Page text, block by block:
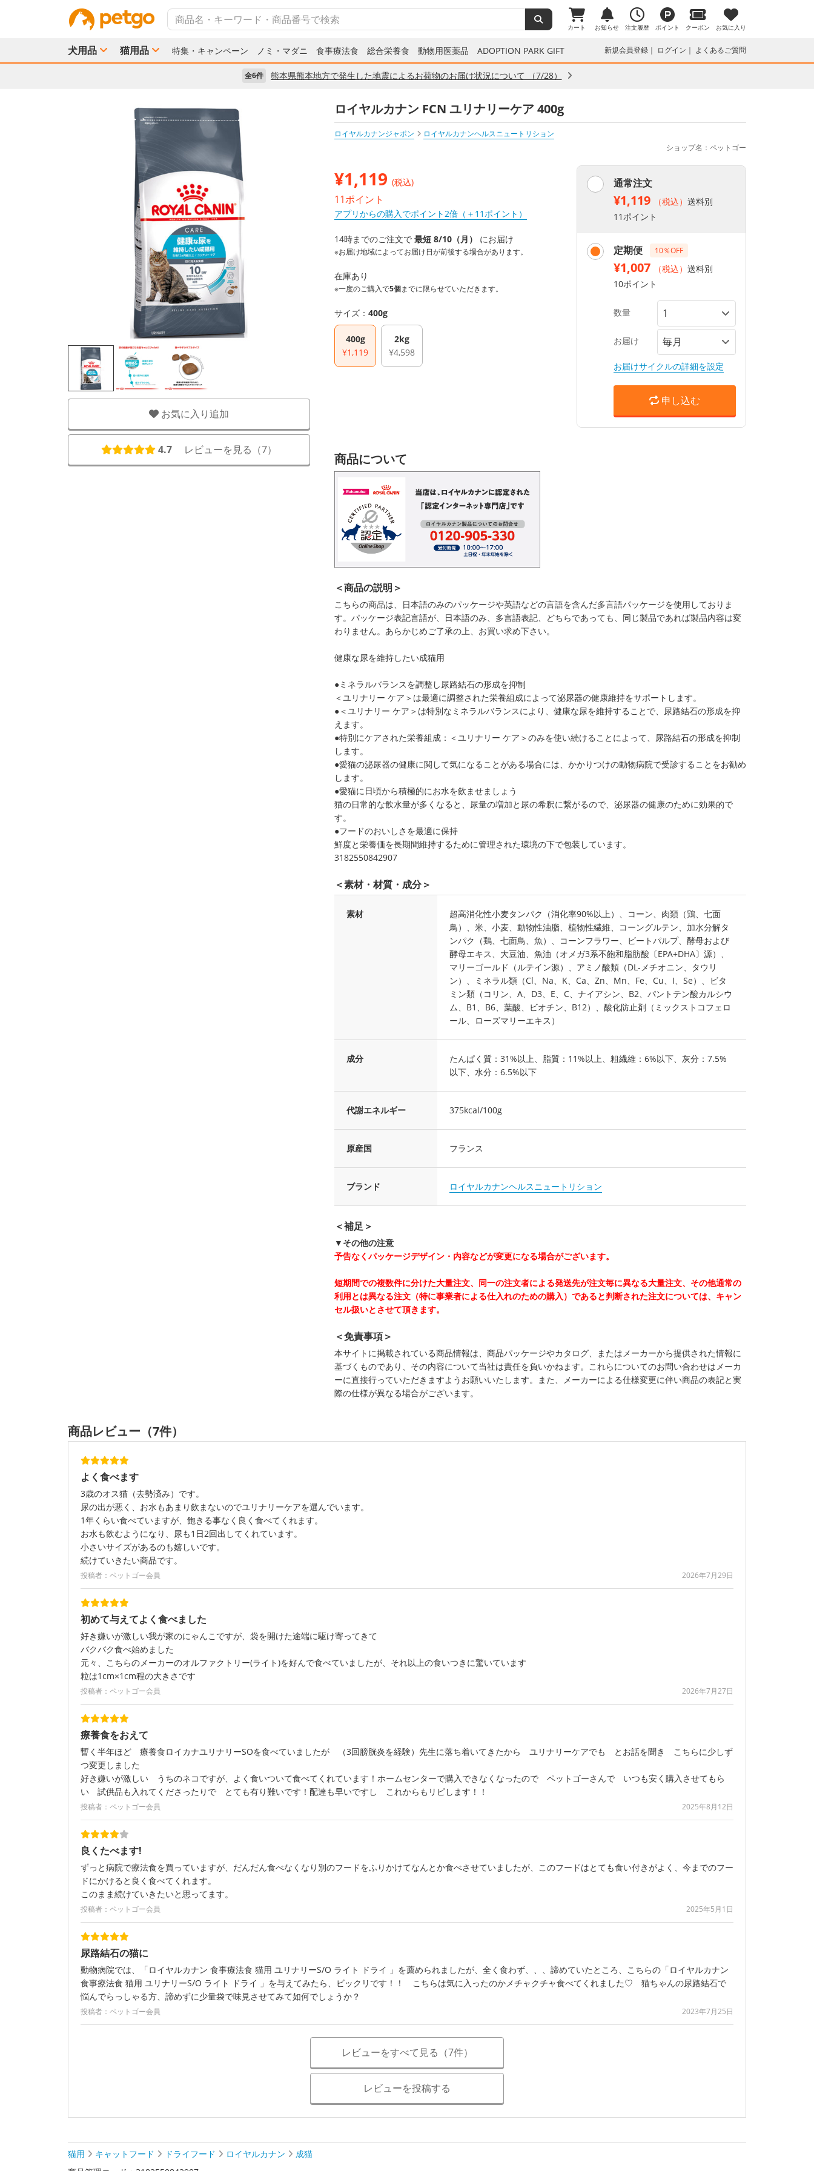
カート お知らせ 注文履歴 ポイント クーポン お気に入り
犬用品 猫用品 特集・キャンペーン ノミ・マダニ 食事療法食 総合栄養食 動物用医薬品 ADOPTION PARK GIFT 新規会員登録 ログイン よくあるご質問
全6件 熊本県熊本地方で発生した地震によるお荷物のお届け状況について （7/28）
お気に入り追加
4.7 レビューを見る（7）
ロイヤルカナン FCN ユリナリーケア 400g
ロイヤルカナンジャポン
ロイヤルカナンヘルスニュートリション
ショップ名：ペットゴー
¥1,119 (税込)
11ポイント
アプリからの購入でポイント2倍（＋11ポイント）
14時までのご注文で 最短 8/10（月） にお届け
※お届け地域によってお届け日が前後する場合があります。
在庫あり
※一度のご購入で5個までに限らせていただきます。
サイズ： 400g
400g
¥1,119
2kg
¥4,598
通常注文
¥1,119 （税込） 送料別
11ポイント
定期便 10％OFF
¥1,007 （税込） 送料別
10ポイント
数量
お届け
お届けサイクルの詳細を設定
申し込む
商品について
＜商品の説明＞
こちらの商品は、日本語のみのパッケージや英語などの言語を含んだ多言語パッケージを使用しておりま
す。パッケージ表記言語が、日本語のみ、多言語表記、どちらであっても、同じ製品であれば製品内容は変
わりません。あらかじめご了承の上、お買い求め下さい。
健康な尿を維持したい成猫用
●ミネラルバランスを調整し尿路結石の形成を抑制
＜ユリナリー ケア＞は最適に調整された栄養組成によって泌尿器の健康維持をサポートします。
●＜ユリナリー ケア＞は特別なミネラルバランスにより、健康な尿を維持することで、尿路結石の形成を抑
えます。
●特別にケアされた栄養組成：＜ユリナリー ケア＞のみを使い続けることによって、尿路結石の形成を抑制
します。
●愛猫の泌尿器の健康に関して気になることがある場合には、かかりつけの動物病院で受診することをお勧め
します。
●愛猫に日頃から積極的にお水を飲ませましょう
猫の日常的な飲水量が多くなると、尿量の増加と尿の希釈に繋がるので、泌尿器の健康のために効果的で
す。
●フードのおいしさを最適に保持
鮮度と栄養価を長期間維持するために管理された環境の下で包装しています。
3182550842907
＜素材・材質・成分＞
素材
超高消化性小麦タンパク（消化率90%以上）、コーン、肉類（鶏、七面
鳥）、米、小麦、動物性油脂、植物性繊維、コーングルテン、加水分解タ
ンパク（鶏、七面鳥、魚）、コーンフラワー、ビートパルプ、酵母および
酵母エキス、大豆油、魚油（オメガ3系不飽和脂肪酸〔EPA+DHA〕源）、
マリーゴールド（ルテイン源）、アミノ酸類（DL-メチオニン、タウリ
ン）、ミネラル類（Cl、Na、K、Ca、Zn、Mn、Fe、Cu、I、Se）、ビタ
ミン類（コリン、A、D3、E、C、ナイアシン、B2、パントテン酸カルシウ
ム、B1、B6、葉酸、ビオチン、B12）、酸化防止剤（ミックストコフェロ
ール、ローズマリーエキス）
成分
たんぱく質：31%以上、脂質：11%以上、粗繊維：6%以下、灰分：7.5%
以下、水分：6.5%以下
代謝エネルギー 375kcal/100g
原産国 フランス
ブランド ロイヤルカナンヘルスニュートリション
＜補足＞
▼その他の注意
予告なくパッケージデザイン・内容などが変更になる場合がございます。
短期間での複数件に分けた大量注文、同一の注文者による発送先が注文毎に異なる大量注文、その他通常の
利用とは異なる注文（特に事業者による仕入れのための購入）であると判断された注文については、キャン
セル扱いとさせて頂きます。
＜免責事項＞
本サイトに掲載されている商品情報は、商品パッケージやカタログ、またはメーカーから提供された情報に
基づくものであり、その内容について当社は責任を負いかねます。これらについてのお問い合わせはメーカ
ーに直接行っていただきますようお願いいたします。また、メーカーによる仕様変更に伴い商品の表記と実
際の仕様が異なる場合がございます。
商品レビュー（7件）
よく食べます
3歳のオス猫（去勢済み）です。
尿の出が悪く、お水もあまり飲まないのでユリナリーケアを選んでいます。
1年くらい食べていますが、飽きる事なく良く食べてくれます。
お水も飲むようになり、尿も1日2回出してくれています。
小さいサイズがあるのも嬉しいです。
続けていきたい商品です。
投稿者：ペットゴー会員 2026年7月29日
初めて与えてよく食べました
好き嫌いが激しい我が家のにゃんこですが、袋を開けた途端に駆け寄ってきて
バクバク食べ始めました
元々、こちらのメーカーのオルファクトリー(ライト)を好んで食べていましたが、それ以上の食いつきに驚いています
粒は1cm×1cm程の大きさです
投稿者：ペットゴー会員 2026年7月27日
療養食をおえて
暫く半年ほど 療養食ロイカナユリナリーSOを食べていましたが （3回膀胱炎を経験）先生に落ち着いてきたから ユリナリーケアでも とお話を聞き こちらに少しず
つ変更しました
好き嫌いが激しい うちのネコですが、よく食いついて食べてくれています！ホームセンターで購入できなくなったので ペットゴーさんで いつも安く購入させてもら
い 試供品も入れてくださったりで とても有り難いです！配達も早いですし これからもリピします！！
投稿者：ペットゴー会員 2025年8月12日
良くたべます!
ずっと病院で療法食を買っていますが、だんだん食べなくなり別のフードをふりかけてなんとか食べさせていましたが、このフードはとても食い付きがよく、今までのフー
ドにかけると良く食べてくれます。
このまま続けていきたいと思ってます。
投稿者：ペットゴー会員 2025年5月1日
尿路結石の猫に
動物病院では、「ロイヤルカナン 食事療法食 猫用 ユリナリーS/O ライト ドライ 」を薦められましたが、全く食わず、、、諦めていたところ、こちらの「ロイヤルカナン
食事療法食 猫用 ユリナリーS/O ライト ドライ 」を与えてみたら、ビックリです！！ こちらは気に入ったのかメチャクチャ食べてくれました♡ 猫ちゃんの尿路結石で
悩んでらっしゃる方、諦めずに少量袋で味見させてみて如何でしょうか？
投稿者：ペットゴー会員 2023年7月25日
レビューをすべて見る（7件）
レビューを投稿する
猫用 キャットフード ドライフード ロイヤルカナン
成猫